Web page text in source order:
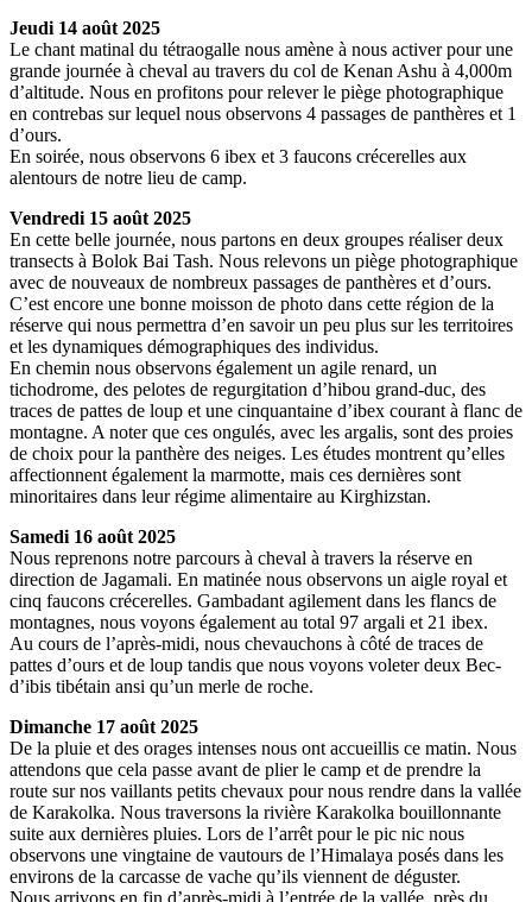
Jeudi 14 août 2025
Le chant matinal du tétraogalle nous amène à nous activer pour une
grande journée à cheval au travers du col de Kenan Ashu à 4,000m
d’altitude. Nous en profitons pour relever le piège photographique
en contrebas sur lequel nous observons 4 passages de panthères et 1
d’ours.
En soirée, nous observons 6 ibex et 3 faucons crécerelles aux
alentours de notre lieu de camp.
Vendredi 15 août 2025
En cette belle journée, nous partons en deux groupes réaliser deux
transects à Bolok Bai Tash. Nous relevons un piège photographique
avec de nouveaux de nombreux passages de panthères et d’ours.
C’est encore une bonne moisson de photo dans cette région de la
réserve qui nous permettra d’en savoir un peu plus sur les territoires
et les dynamiques démographiques des individus.
En chemin nous observons également un agile renard, un
tichodrome, des pelotes de regurgitation d’hibou grand-duc, des
traces de pattes de loup et une cinquantaine d’ibex courant à flanc de
montagne. A noter que ces ongulés, avec les argalis, sont des proies
de choix pour la panthère des neiges. Les études montrent qu’elles
affectionnent également la marmotte, mais ces dernières sont
minoritaires dans leur régime alimentaire au Kirghizstan.
Samedi 16 août 2025
Nous reprenons notre parcours à cheval à travers la réserve en
direction de Jagamali. En matinée nous observons un aigle royal et
cinq faucons crécerelles. Gambadant agilement dans les flancs de
montagnes, nous voyons également au total 97 argali et 21 ibex.
Au cours de l’après-midi, nous chevauchons à côté de traces de
pattes d’ours et de loup tandis que nous voyons voleter deux Bec-
d’ibis tibétain ansi qu’un merle de roche.
Dimanche 17 août 2025
De la pluie et des orages intenses nous ont accueillis ce matin. Nous
attendons que cela passe avant de plier le camp et de prendre la
route sur nos vaillants petits chevaux pour nous rendre dans la vallée
de Karakolka. Nous traversons la rivière Karakolka bouillonnante
suite aux dernières pluies. Lors de l’arrêt pour le pic nic nous
observons une vingtaine de vautours de l’Himalaya posés dans les
environs de la carcasse de vache qu’ils viennent de déguster.